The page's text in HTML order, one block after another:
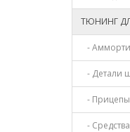
ТЮНИНГ
-
- Детали
- Прицепы
-